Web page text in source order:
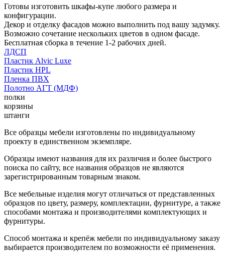
Готовы изготовить шкафы-купе любого размера и
конфигурации.
Декор и отделку фасадов можно выполнить под вашу задумку.
Возможно сочетание нескольких цветов в одном фасаде.
Бесплатная сборка в течение 1-2 рабочих дней.
ЛДСП
Пластик Alvic Luxe
Пластик HPL
Пленка ПВХ
Полотно АГТ (МДФ)
полки
корзины
штанги
Все образцы мебели изготовлены по индивидуальному
проекту в единственном экземпляре.
Образцы имеют названия для их различия и более быстрого
поиска по сайту, все названия образцов не являются
зарегистрированным товарным знаком.
Все мебельные изделия могут отличаться от представленных
образцов по цвету, размеру, комплектации, фурнитуре, а также
способами монтажа и производителями комплектующих и
фурнитуры.
Способ монтажа и крепёж мебели по индивидуальному заказу
выбирается производителем по возможности её применения.